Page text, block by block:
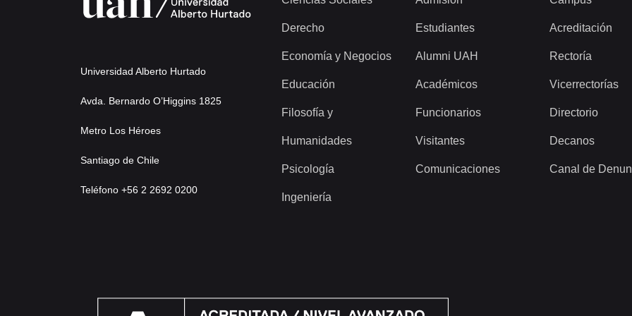
Universidad Alberto Hurtado
Avda. Bernardo O’Higgins 1825
Metro Los Héroes
Santiago de Chile
Teléfono +56 2 2692 0200
Derecho
Economía y Negocios
Educación
Filosofía y
Humanidades
Psicología
Ingeniería
Estudiantes
Alumni UAH
Académicos
Funcionarios
Visitantes
Comunicaciones
Acreditación
Rectoría
Vicerrectorías
Directorio
Decanos
Canal de